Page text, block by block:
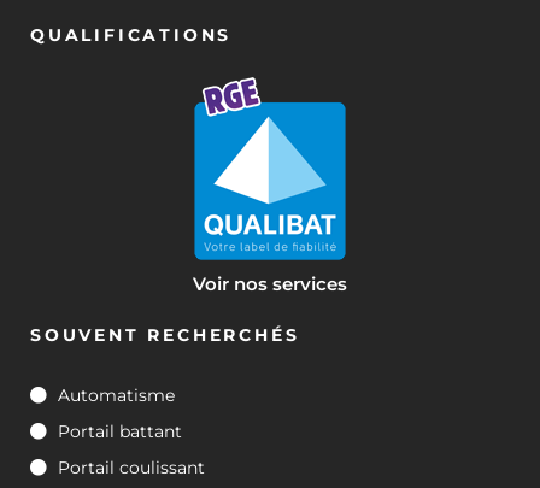
QUALIFICATIONS
Voir nos services
SOUVENT RECHERCHÉS
Automatisme
Portail battant
Portail coulissant